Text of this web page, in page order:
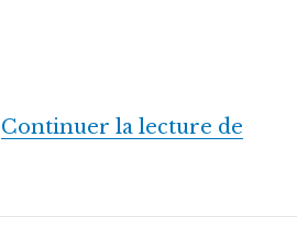
Continuer la lecture de